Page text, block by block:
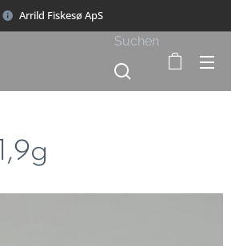
Arrild Fiskesø ApS
Suchen